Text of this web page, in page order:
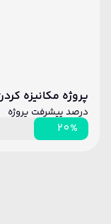
پروژه مکانیزه
درصد پیشرفت پروژه
20%